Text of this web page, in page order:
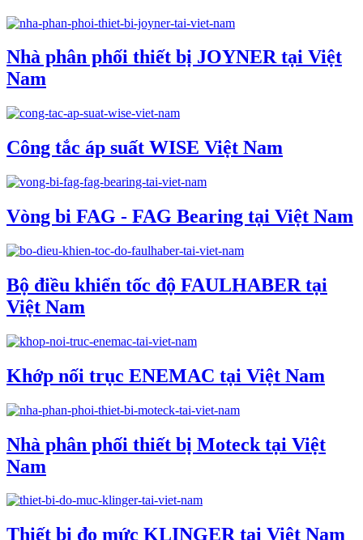
Nhà phân phối thiết bị JOYNER tại Việt
Nam
Công tắc áp suất WISE Việt Nam
Vòng bi FAG - FAG Bearing tại Việt Nam
Bộ điều khiển tốc độ FAULHABER tại
Việt Nam
Khớp nối trục ENEMAC tại Việt Nam
Nhà phân phối thiết bị Moteck tại Việt
Nam
Thiết bị đo mức KLINGER tại Việt Nam